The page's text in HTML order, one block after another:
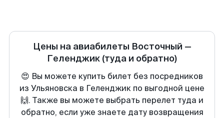
Цены на авиабилеты Восточный —
Геленджик (туда и обратно)
😍 Вы можете купить билет без посредников
из Ульяновска в Геленджик по выгодной цене
🙌. Также вы можете выбрать перелет туда и
обратно, если уже знаете дату возвращения